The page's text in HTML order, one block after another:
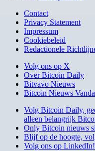
Contact
Privacy Statement
Impressum
Cookiebeleid
Redactionele
Volg ons op X
Over Bitcoin Daily
Bitvavo Nieuws
Bitcoin Nieuws
Volg Bitcoin Daily,
alleen belangrijk
Only Bitcoin nieuws
Blijf op de hoogte,
Volg ons op LinkedIn!